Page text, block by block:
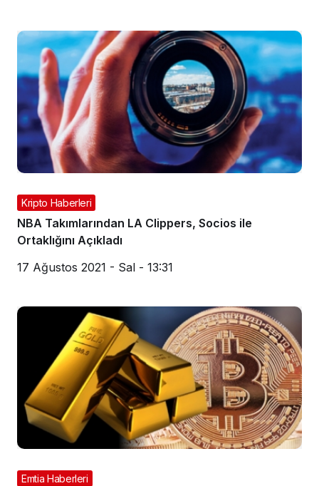
Kripto Haberleri
NBA Takımlarından LA Clippers, Socios ile
Ortaklığını Açıkladı
17 Ağustos 2021 - Sal - 13:31
Emtia Haberleri